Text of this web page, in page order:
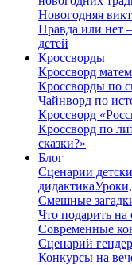
Новогодняя
Правда или нет
детей
Кроссворды
Кроссворд
Кроссворды по
Чайнворд по
Кроссворд
Кроссворд по
сказки?»
Блог
Сценарии
дидактика
Смешные
Что подарить на
Современные
Сценарий
Конкурсы на